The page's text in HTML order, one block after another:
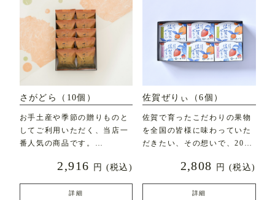
さがどら（10個）
お手土産や季節の贈りものと
してご利用いただく、当店一
番人気の商品です。
2,916 円 (税込)
詳細
佐賀ぜりぃ（6個）
佐賀で育ったこだわりの果物
を全国の皆様に味わっていた
だきたい、その想いで、2020
2,808 円 (税込)
詳細